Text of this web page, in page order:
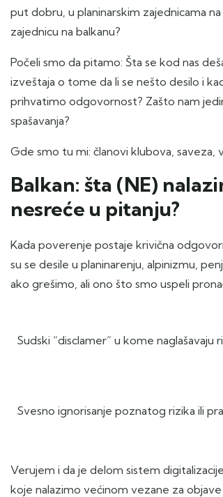
put dobru, u planinarskim zajednicama
zajednicu na balkanu?
Počeli smo da pitamo: Šta se kod nas
izveštaja o tome da li se nešto desilo i
prihvatimo odgovornost? Zašto nam
spašavanja?
Gde smo tu mi: članovi klubova, saveza,
Balkan: šta (NE)
nesreće u pitanju?
Kada poverenje postaje krivična
su se desile u planinarenju, alpinizmu,
ako grešimo, ali ono što smo uspeli
Sudski “disclamer” u kome naglašavaju
Svesno ignorisanje poznatog rizika ili
Verujem i da je delom sistem
koje nalazimo većinom vezane za